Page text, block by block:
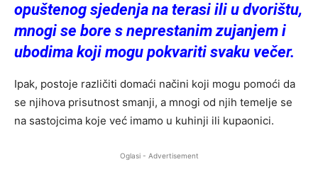
opuštenog sjedenja na terasi ili u dvorištu,
mnogi se bore s neprestanim zujanjem i
ubodima koji mogu pokvariti svaku večer.
Ipak, postoje različiti domaći načini koji mogu pomoći da
se njihova prisutnost smanji, a mnogi od njih temelje se
na sastojcima koje već imamo u kuhinji ili kupaonici.
Oglasi - Advertisement